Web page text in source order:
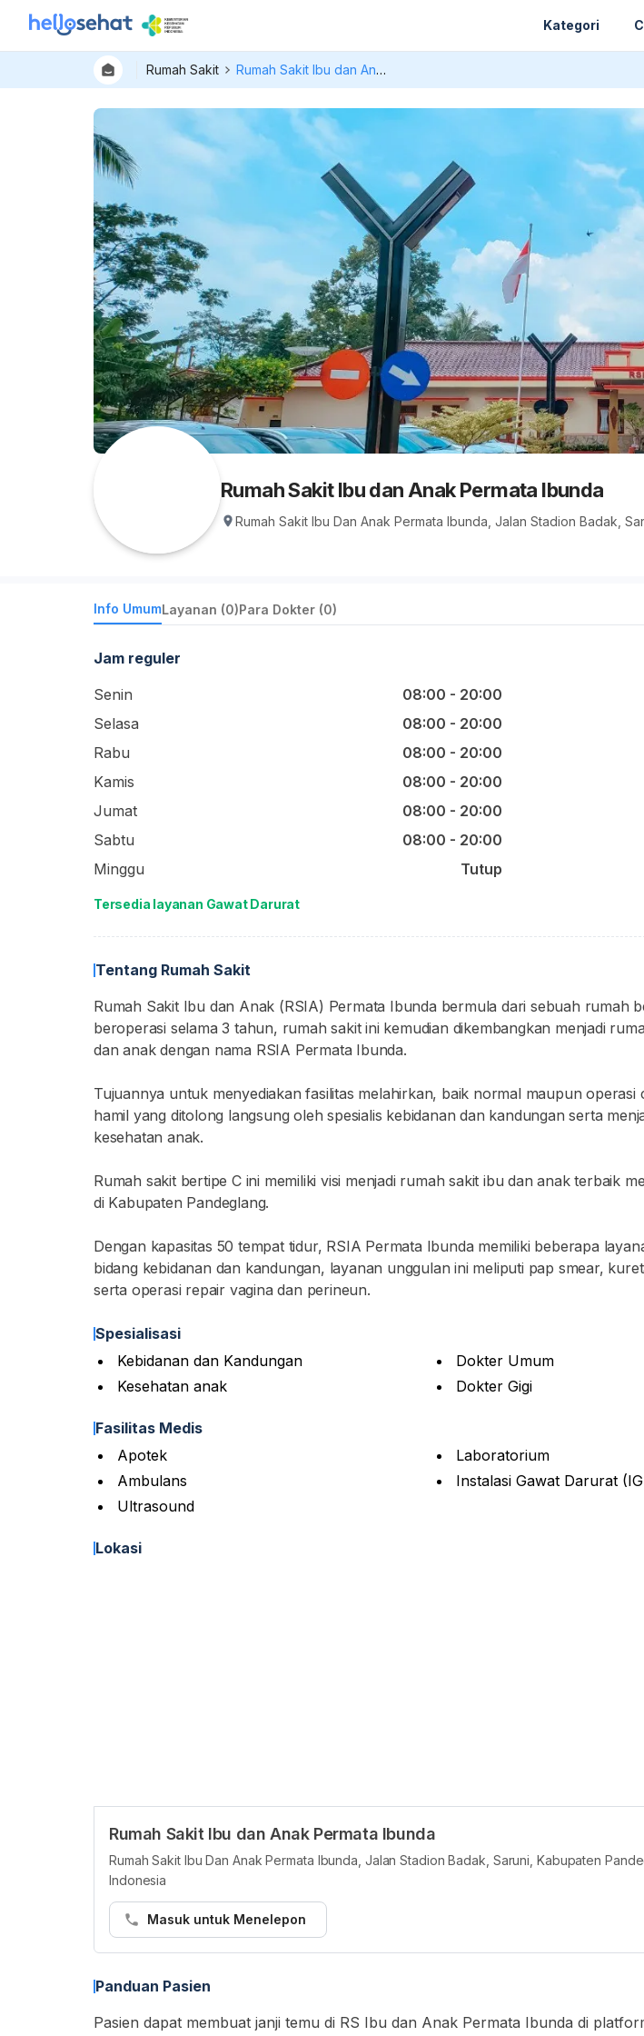
Kategori
Rumah Sakit Rumah Sakit Ibu dan Anak Permata Ibunda
Rumah Sakit Ibu dan Anak Permata Ibunda
Rumah Sakit Ibu Dan Anak Permata Ibunda, Jalan Stadion Badak,
Info UmumLayanan (0)Para Dokter (0)
Jam reguler
Senin
08:00 - 20:00
Selasa
08:00 - 20:00
Rabu
08:00 - 20:00
Kamis
08:00 - 20:00
Jumat
08:00 - 20:00
Sabtu
08:00 - 20:00
Minggu
Tutup
Tersedia layanan Gawat Darurat
Tentang Rumah Sakit
Rumah Sakit Ibu dan Anak (RSIA) Permata Ibunda bermula dari sebuah rumah
beroperasi selama 3 tahun, rumah sakit ini kemudian dikembangkan menjadi
dan anak dengan nama RSIA Permata Ibunda.
Tujuannya untuk menyediakan fasilitas melahirkan, baik normal maupun operasi
hamil yang ditolong langsung oleh spesialis kebidanan dan kandungan serta
kesehatan anak.
Rumah sakit bertipe C ini memiliki visi menjadi rumah sakit ibu dan anak terbaik
di Kabupaten Pandeglang.
Dengan kapasitas 50 tempat tidur, RSIA Permata Ibunda memiliki beberapa
bidang kebidanan dan kandungan, layanan unggulan ini meliputi pap smear,
serta operasi repair vagina dan perineun.
Spesialisasi
Kebidanan dan Kandungan
Dokter Umum
Kesehatan anak
Dokter Gigi
Fasilitas Medis
Apotek
Laboratorium
Ambulans
Instalasi Gawat Darurat
Ultrasound
Lokasi
Rumah Sakit Ibu dan Anak Permata Ibunda
Rumah Sakit Ibu Dan Anak Permata Ibunda, Jalan Stadion Badak, Saruni, Kabupaten
Indonesia
Masuk untuk Menelepon
Panduan Pasien
Pasien dapat membuat janji temu di RS Ibu dan Anak Permata Ibunda di